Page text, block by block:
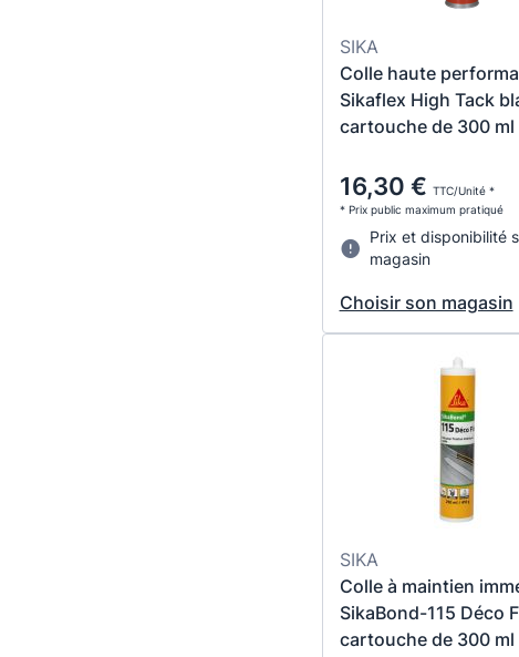
SIKA
Colle haute
Sikaflex High Tack
cartouche de 300 ml
16,30 € TTC/Unité *
* Prix public maximum pratiqué
Prix et disponibilité
magasin
Choisir son magasin
SIKA
Colle à maintien
SikaBond-115 Déco
cartouche de 300 ml